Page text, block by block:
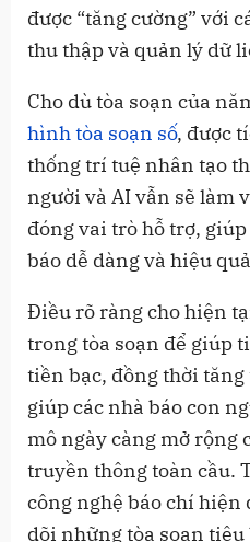
được “tăng cường” với
thu thập và quản lý dữ
Cho dù tòa soạn của
hình tòa soạn số, được
thống trí tuệ nhân tạo
người và AI vẫn sẽ làm
đóng vai trò hỗ trợ,
báo dễ dàng và hiệu
Điều rõ ràng cho hiện
trong tòa soạn để giúp
tiền bạc, đồng thời tăng
giúp các nhà báo con
mô ngày càng mở rộng
truyền thông toàn cầu.
công nghệ báo chí hiện
dõi những tòa soạn